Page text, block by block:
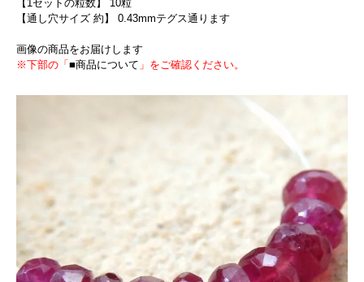
【1セットの粒数】 10粒
【通し穴サイズ 約】 0.43mmテグス通ります
画像の商品をお届けします
※下部の「 ■商品について 」をご確認ください。